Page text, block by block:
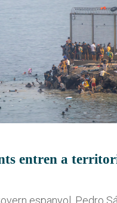
entren a
espanyol, Pedro